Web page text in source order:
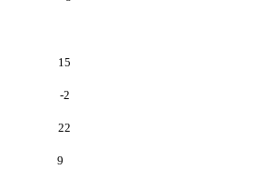
15
-2
22
9